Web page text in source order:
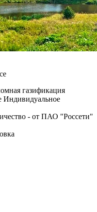
газификация
Индивидуальное
- от ПАО "Россети"